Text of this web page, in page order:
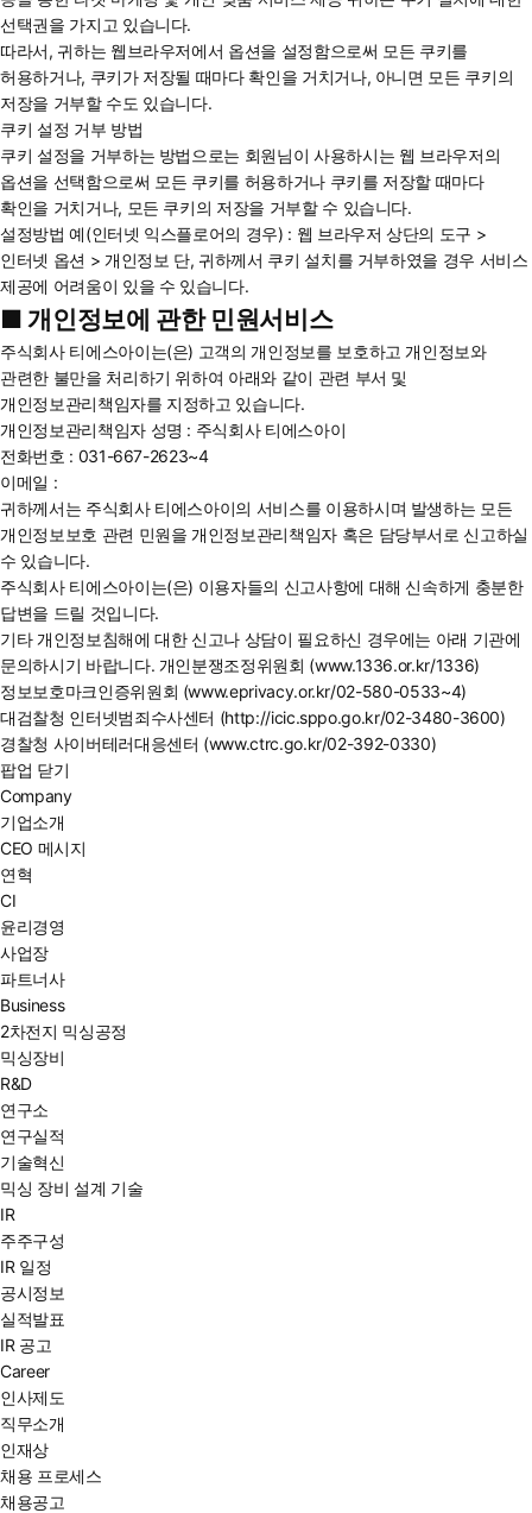
선택권을 가지고 있습니다.
따라서, 귀하는 웹브라우저에서 옵션을 설정함으로써 모든 쿠키를
허용하거나, 쿠키가 저장될 때마다 확인을 거치거나, 아니면 모든 쿠키의
저장을 거부할 수도 있습니다.
쿠키 설정 거부 방법
쿠키 설정을 거부하는 방법으로는 회원님이 사용하시는 웹 브라우저의
옵션을 선택함으로써 모든 쿠키를 허용하거나 쿠키를 저장할 때마다
확인을 거치거나, 모든 쿠키의 저장을 거부할 수 있습니다.
설정방법 예(인터넷 익스플로어의 경우) : 웹 브라우저 상단의 도구 >
인터넷 옵션 > 개인정보 단, 귀하께서 쿠키 설치를 거부하였을 경우 서비스
제공에 어려움이 있을 수 있습니다.
■ 개인정보에 관한 민원서비스
주식회사 티에스아이는(은) 고객의 개인정보를 보호하고 개인정보와
관련한 불만을 처리하기 위하여 아래와 같이 관련 부서 및
개인정보관리책임자를 지정하고 있습니다.
개인정보관리책임자 성명 : 주식회사 티에스아이
전화번호 : 031-667-2623~4
이메일 :
귀하께서는 주식회사 티에스아이의 서비스를 이용하시며 발생하는 모든
개인정보보호 관련 민원을 개인정보관리책임자 혹은 담당부서로 신고하실
수 있습니다.
주식회사 티에스아이는(은) 이용자들의 신고사항에 대해 신속하게 충분한
답변을 드릴 것입니다.
기타 개인정보침해에 대한 신고나 상담이 필요하신 경우에는 아래 기관에
문의하시기 바랍니다. 개인분쟁조정위원회 (www.1336.or.kr/1336)
정보보호마크인증위원회 (www.eprivacy.or.kr/02-580-0533~4)
대검찰청 인터넷범죄수사센터 (http://icic.sppo.go.kr/02-3480-3600)
경찰청 사이버테러대응센터 (www.ctrc.go.kr/02-392-0330)
팝업 닫기
Company
기업소개
CEO 메시지
연혁
CI
윤리경영
사업장
파트너사
Business
2차전지 믹싱공정
믹싱장비
R&D
연구소
연구실적
기술혁신
믹싱 장비 설계 기술
IR
주주구성
IR 일정
공시정보
실적발표
IR 공고
Career
인사제도
직무소개
인재상
채용 프로세스
채용공고